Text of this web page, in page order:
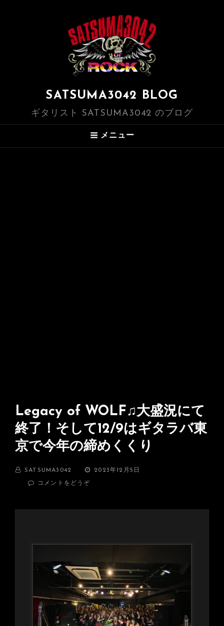
SATSUMA3042 BLOG
ギタリスト SATSUMA3042 のブログ
メニュー
Legacy of WOLF♫大盛況にて
終了！そして12/9はギタラバ東
京で今年の締めくくり
BY SATSUMA3042
投
稿
2023年12月5日
コメントをどうぞ
大
了！
そ
し
て
12/9
は